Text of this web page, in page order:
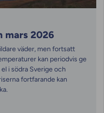
mars 2026
väder, men fortsatt
kan periodvis ge
i södra Sverige och
fortfarande kan